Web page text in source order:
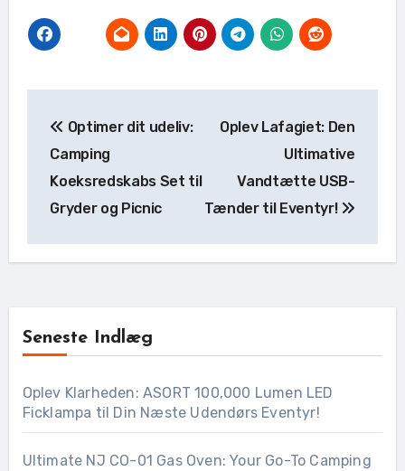
Optimer dit udeliv:
Camping
Koeksredskabs Set til
Gryder og Picnic
Oplev Lafagiet: Den
Ultimative
Vandtætte USB-
Tænder til Eventyr!
Seneste Indlæg
Oplev Klarheden: ASORT 100,000 Lumen LED
Ficklampa til Din Næste Udendørs Eventyr!
Ultimate NJ CO-01 Gas Oven: Your Go-To Camping